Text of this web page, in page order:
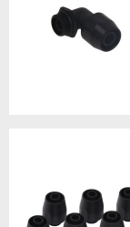
Disponibilité /
Articles en stock
Articles en